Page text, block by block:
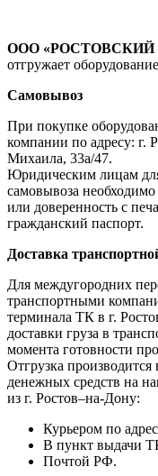
ООО
отгружает
Самовывоз
При покупке
компании по адресу: г.
Михаила, 33а/47.
Юридическим лицам
самовывоза
или доверенность с
гражданский паспорт.
Доставка
Для междугородних
транспортными
терминала ТК в г.
доставки груза в
момента готовности
Отгрузка производится
денежных средств на
из г. Ростов–на-Дону:
Курьером по
В пункт выдачи
Почтой РФ.